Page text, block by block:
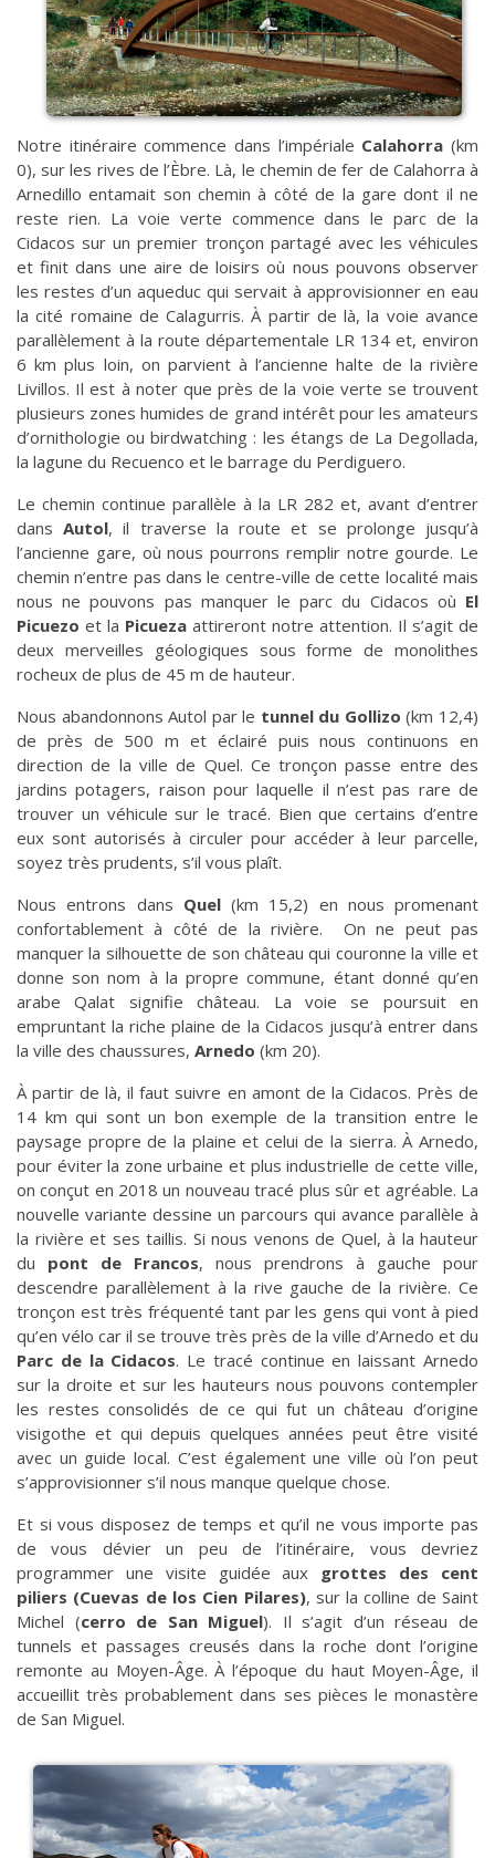
Notre itinéraire commence dans l’impériale Calahorra(km
0), sur les rives de l’Èbre. Là, le chemin de fer de Calahorra à
Arnedillo entamait son chemin à côté de la gare dont il ne
reste rien. La voie verte commence dans le parc de la
Cidacos sur un premier tronçon partagé avec les véhicules
et finit dans une aire de loisirs où nous pouvons observer
les restes d’un aqueduc qui servait à approvisionner en eau
la cité romaine de Calagurris. À partir de là, la voie avance
parallèlement à la route départementale LR 134 et, environ
6 km plus loin, on parvient à l’ancienne halte de la rivière
Livillos. Il est à noter que près de la voie verte se trouvent
plusieurs zones humides de grand intérêt pour les amateurs
d’ornithologie ou birdwatching : les étangs de La Degollada,
la lagune du Recuenco et le barrage du Perdiguero.
Le chemin continue parallèle à la LR 282 et, avant d’entrer
dansAutol, il traverse la route et se prolonge jusqu’à
l’ancienne gare, où nous pourrons remplir notre gourde. Le
chemin n’entre pas dans le centre-ville de cette localité mais
nous ne pouvons pas manquer le parc du Cidacos où El
Picuezo et la Picueza attireront notre attention. Il s’agit de
deux merveilles géologiques sous forme de monolithes
rocheux de plus de 45 m de hauteur.
Nous abandonnons Autol par le tunnel du Gollizo (km 12,4)
de près de 500 m et éclairé puis nous continuons en
direction de la ville de Quel. Ce tronçon passe entre des
jardins potagers, raison pour laquelle il n’est pas rare de
trouver un véhicule sur le tracé. Bien que certains d’entre
eux sont autorisés à circuler pour accéder à leur parcelle,
soyez très prudents, s’il vous plaît.
Nous entrons dans Quel (km 15,2) en nous promenant
confortablement à côté de la rivière. On ne peut pas
manquer la silhouette de son château qui couronne la ville et
donne son nom à la propre commune, étant donné qu’en
arabe Qalat signifie château. La voie se poursuit en
empruntant la riche plaine de la Cidacos jusqu’à entrer dans
la ville des chaussures, Arnedo (km 20).
À partir de là, il faut suivre en amont de la Cidacos. Près de
14 km qui sont un bon exemple de la transition entre le
paysage propre de la plaine et celui de la sierra. À Arnedo,
pour éviter la zone urbaine et plus industrielle de cette ville,
on conçut en 2018 un nouveau tracé plus sûr et agréable. La
nouvelle variante dessine un parcours qui avance parallèle à
la rivière et ses taillis. Si nous venons de Quel, à la hauteur
du pont de Francos, nous prendrons à gauche pour
descendre parallèlement à la rive gauche de la rivière. Ce
tronçon est très fréquenté tant par les gens qui vont à pied
qu’en vélo car il se trouve très près de la ville d’Arnedo et du
Parc de la Cidacos. Le tracé continue en laissant Arnedo
sur la droite et sur les hauteurs nous pouvons contempler
les restes consolidés de ce qui fut un château d’origine
visigothe et qui depuis quelques années peut être visité
avec un guide local. C’est également une ville où l’on peut
s’approvisionner s’il nous manque quelque chose.
Et si vous disposez de temps et qu’il ne vous importe pas
de vous dévier un peu de l’itinéraire, vous devriez
programmer une visite guidée aux grottes des cent
piliers (Cuevas de los Cien Pilares), sur la colline de Saint
Michel (cerro de San Miguel). Il s’agit d’un réseau de
tunnels et passages creusés dans la roche dont l’origine
remonte au Moyen-Âge. À l’époque du haut Moyen-Âge, il
accueillit très probablement dans ses pièces le monastère
de San Miguel.